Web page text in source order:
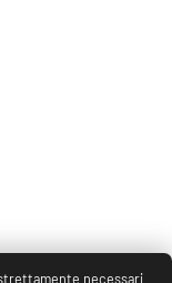
necessari